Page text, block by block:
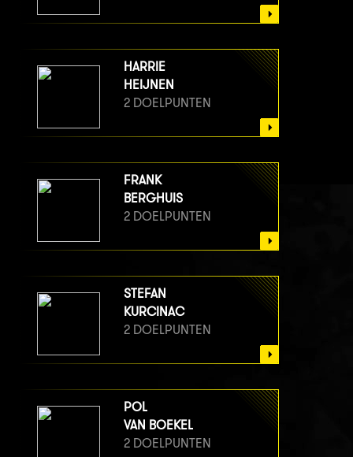
HARRIE
HEIJNEN
2 DOELPUNTEN
FRANK
BERGHUIS
2 DOELPUNTEN
STEFAN
KURCINAC
2 DOELPUNTEN
POL
VAN BOEKEL
2 DOELPUNTEN